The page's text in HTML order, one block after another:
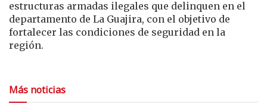
estructuras armadas ilegales que delinquen en el
departamento de La Guajira, con el objetivo de
fortalecer las condiciones de seguridad en la
región.
Más noticias